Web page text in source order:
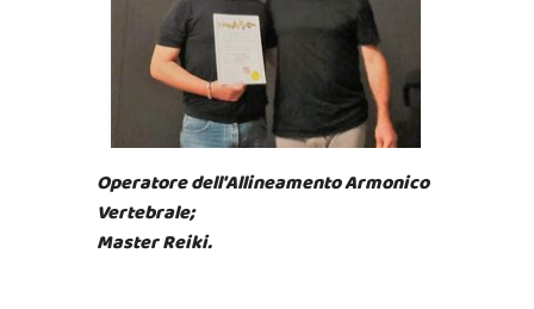
Operatore dell'Allineamento Armonico
Vertebrale;
Master Reiki.